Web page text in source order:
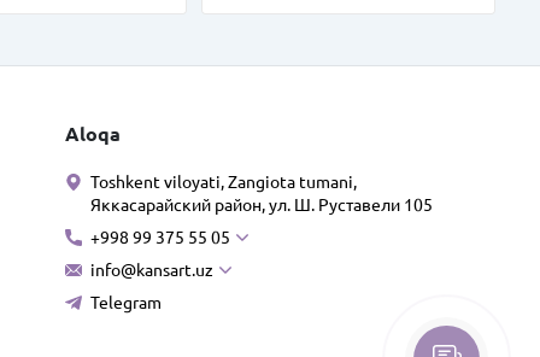
Aloqa
Toshkent viloyati, Zangiota tumani,
Яккасарайский район, ул. Ш. Руставели 105
+998 99 375 55 05
info@kansart.uz
Telegram